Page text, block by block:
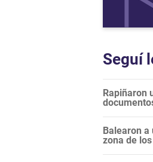
Seguí
Rapiñaron
Balearon
zona de